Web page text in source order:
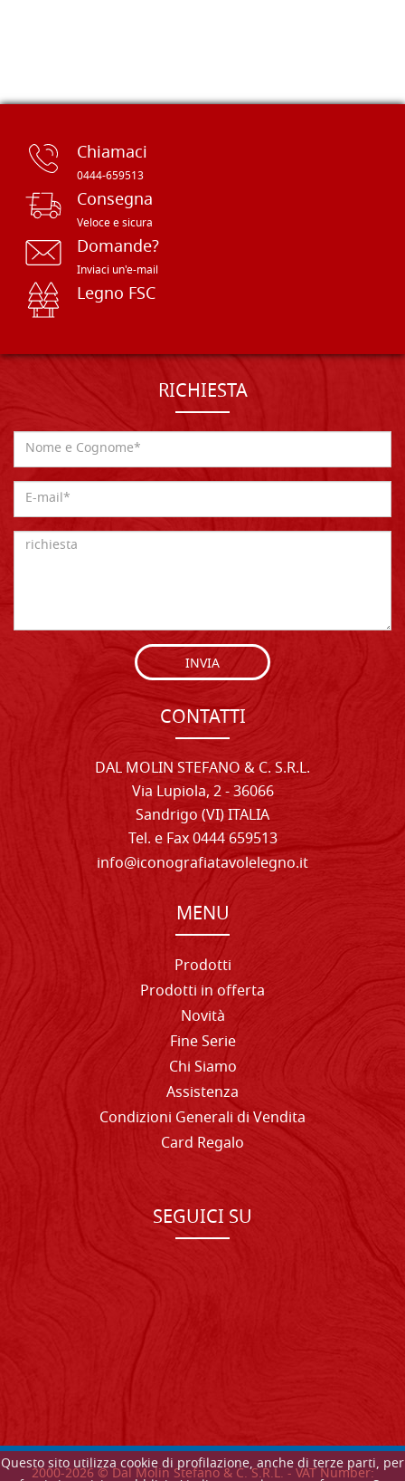
Questo sito utilizza cookie di profilazione, anche di terze parti, per
Chiamaci
0444-659513
Consegna
Veloce e sicura
Domande?
Inviaci un'e-mail
Legno FSC
RICHIESTA
INVIA
CONTATTI
DAL MOLIN STEFANO & C. S.R.L.
Via Lupiola, 2 - 36066
Sandrigo (VI) ITALIA
Tel. e Fax 0444 659513
info@iconografiatavolelegno.it
MENU
Prodotti
Prodotti in offerta
Novità
Fine Serie
Chi Siamo
Assistenza
Condizioni Generali di Vendita
Card Regalo
SEGUICI SU
2000-2026© Dal Molin Stefano & C. S.R.L. - VAT Number: